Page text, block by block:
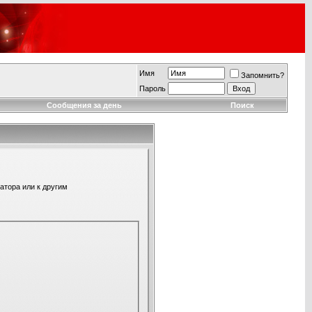
Имя
Запомнить?
Пароль
Сообщения за день Поиск
или к другим